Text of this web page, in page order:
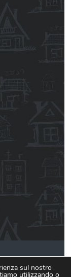
sul nostro
utilizzando o